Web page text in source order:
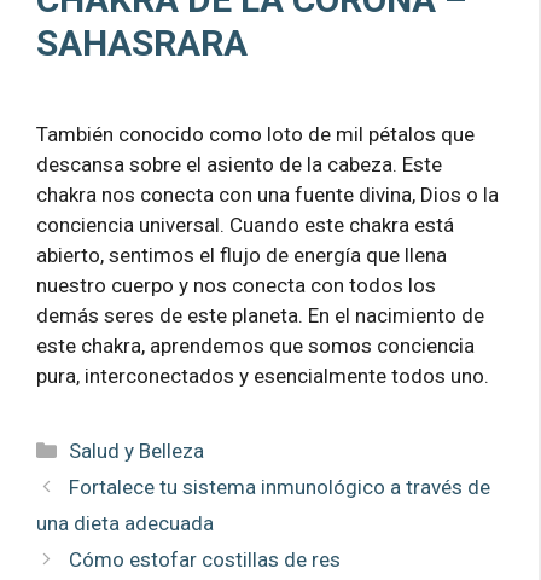
SAHASRARA
También conocido como loto de mil pétalos que
descansa sobre el asiento de la cabeza. Este
chakra nos conecta con una fuente divina, Dios o la
conciencia universal. Cuando este chakra está
abierto, sentimos el flujo de energía que llena
nuestro cuerpo y nos conecta con todos los
demás seres de este planeta. En el nacimiento de
este chakra, aprendemos que somos conciencia
pura, interconectados y esencialmente todos uno.
Categorías
Salud y Belleza
Fortalece tu sistema inmunológico a través de
una dieta adecuada
Cómo estofar costillas de res